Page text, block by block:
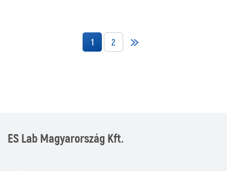
1 2
ES Lab Magyarország Kft.